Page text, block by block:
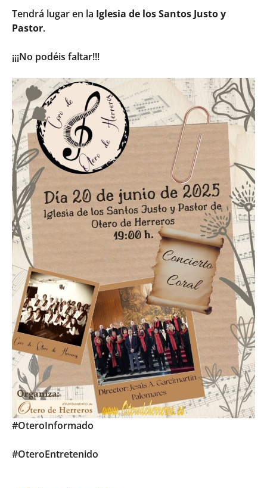
Tendrá lugar en la Iglesia de los Santos Justo y
Pastor.
¡¡¡No podéis faltar!!!
#OteroInformado
#OteroEntretenido